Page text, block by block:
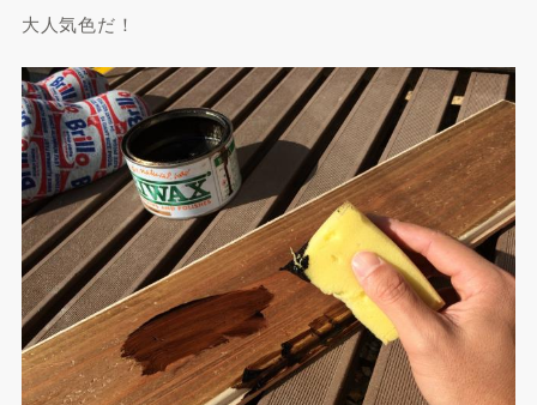
大人気色だ！